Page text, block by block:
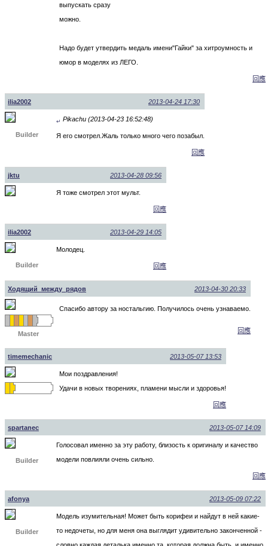
выпускать сразу
можно.
Надо будет утвердить медаль имени"Гайки" за хитроумность и
юмор в моделях из ЛЕГО.
回應
ilia2002 2013-04-24 17:30
Builder
↵ Pikachu (2013-04-23 16:52:48)
Я его смотрел.Жаль только много чего позабыл.
回應
jktu 2013-04-28 09:56
Я тоже смотрел этот мульт.
回應
ilia2002 2013-04-29 14:05
Builder
Молодец.
回應
Ходящий_между_рядов 2013-04-30 20:33
Master
Спасибо автору за ностальгию. Получилось очень узнаваемо.
回應
timemechanic 2013-05-07 13:53
Мои поздравления!
Удачи в новых творениях, пламени мысли и здоровья!
回應
spartanec 2013-05-07 14:09
Builder
Голосовал именно за эту работу, близость к оригиналу и качество
модели повлияли очень сильно.
回應
afonya 2013-05-09 07:22
Builder
Модель изумительная! Может быть корифеи и найдут в ней какие-
то недочеты, но для меня она выглядит удивительно законченной -
словно каждая деталька именно та, которая должна быть, и именно